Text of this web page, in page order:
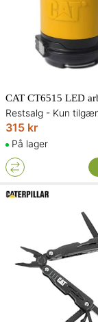
315 kr
På lager